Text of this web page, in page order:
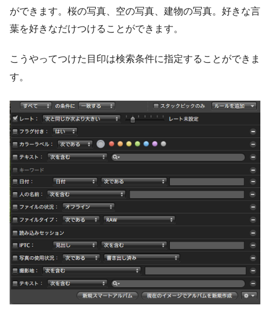
ができます。桜の写真、空の写真、建物の写真。好きな言
葉を好きなだけつけることができます。
こうやってつけた目印は検索条件に指定することができま
す。